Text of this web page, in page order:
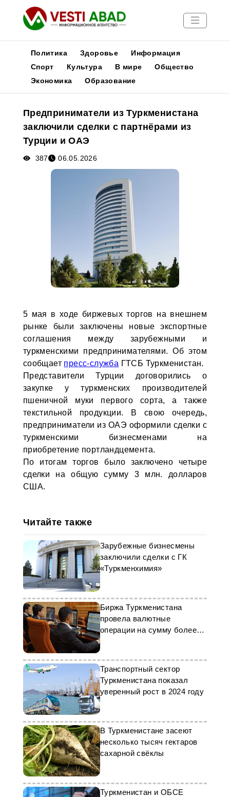
Новости
Медиа
Афиша
Политика Здоровье
Информация
Спорт
Культура В мире
Общество
Экономика
Образование
Предприниматели из Туркменистана
заключили сделки с партнёрами из
Турции и ОАЭ
387 06.05.2026
5 мая в ходе биржевых торгов на внешнем
рынке были заключены новые экспортные
соглашения между зарубежными и
туркменскими предпринимателями. Об этом
сообщает пресс-служба ГТСБ Туркменистан.
Представители Турции договорились о
закупке у туркменских производителей
пшеничной муки первого сорта, а также
текстильной продукции. В свою очередь,
предприниматели из ОАЭ оформили сделки с
туркменскими бизнесменами на
приобретение портландцемента.
По итогам торгов было заключено четыре
сделки на общую сумму 3 млн. долларов
США.
Читайте также
Зарубежные бизнесмены
заключили сделки с ГК
«Туркменхимия»
Биржа Туркменистана
провела валютные
операции на сумму более
$5 млн
Транспортный сектор
Туркменистана показал
уверенный рост в 2024 году
В Туркменистане засеют
несколько тысяч гектаров
сахарной свёклы
Туркменистан и ОБСЕ